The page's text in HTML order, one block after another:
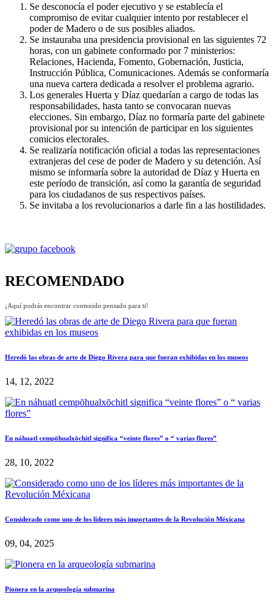
Se desconocía el poder ejecutivo y se establecía el
compromiso de evitar cualquier intento por restablecer el
poder de Madero o de sus posibles aliados.
Se instauraba una presidencia provisional en las siguientes 72
horas, con un gabinete conformado por 7 ministerios:
Relaciones, Hacienda, Fomento, Gobernación, Justicia,
Instrucción Pública, Comunicaciones. Además se conformaría
una nueva cartera dedicada a resolver el problema agrario.
Los generales Huerta y Díaz quedarían a cargo de todas las
responsabilidades, hasta tanto se convocaran nuevas
elecciones. Sin embargo, Díaz no formaría parte del gabinete
provisional por su intención de participar en los siguientes
comicios electorales.
Se realizaría notificación oficial a todas las representaciones
extranjeras del cese de poder de Madero y su detención. Así
mismo se informaría sobre la autoridad de Díaz y Huerta en
este período de transición, así como la garantía de seguridad
para los ciudadanos de sus respectivos países.
Se invitaba a los revolucionarios a darle fin a las hostilidades.
RECOMENDADO
¡Aquí podrás encontrar contenido pensado para ti!
Heredó las obras de arte de Diego Rivera para que fueran exhibidas en los museos
14, 12, 2022
En náhuatl cempōhualxōchitl significa “veinte flores” o “ varias flores”
28, 10, 2022
Considerado como uno de los líderes más importantes de la Revolución Méxicana
09, 04, 2025
Pionera en la arqueología submarina